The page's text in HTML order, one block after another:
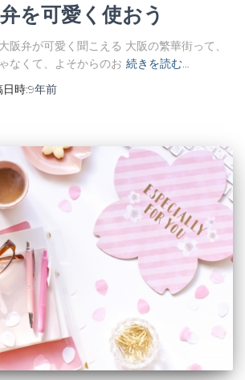
を可愛く使おう
阪弁が可愛く聞こえる 大阪の繁華街って、
なくて、よそからのお 続きを読む…
時:9年前